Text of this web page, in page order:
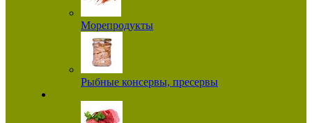
Морепродукты
Рыбные консервы, пресервы